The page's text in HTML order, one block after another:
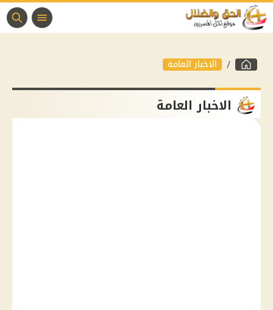
الاخبار العامة
الاخبار العامة